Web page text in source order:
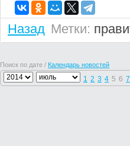
Назад Метки:
Поиск по дате / Календарь новостей
1 2 3 4 5 6 7